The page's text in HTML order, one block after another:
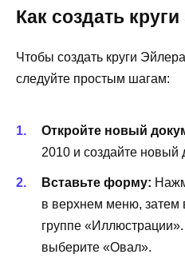
Как создать
Чтобы создать круги
следуйте простым шагам:
Откройте новый
2010 и создайте новый
Вставьте форму:
в верхнем меню, затем
группе
выберите «Овал».